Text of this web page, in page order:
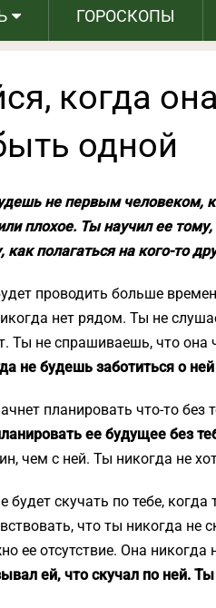
ГОРОСКОПЫ
когда
одной
не первым человеком,
плохое. Ты научил ее
полагаться на кого-то
проводить больше
нет рядом. Ты не
Ты не спрашиваешь, что она
не будешь заботиться о
планировать что-то без
ее будущее без
чем с ней. Ты никогда не
будет скучать по тебе,
что ты никогда не
ее отсутствие. Она никогда
ей, что скучал по ней.